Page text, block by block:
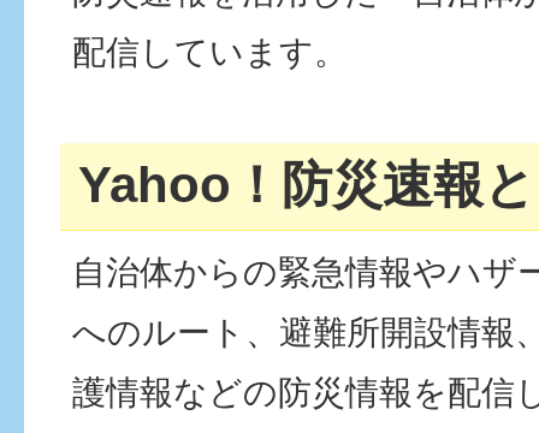
配信しています。
Yahoo！防災速報
自治体からの緊急情報やハザ
へのルート、避難所開設情報
護情報などの防災情報を配信